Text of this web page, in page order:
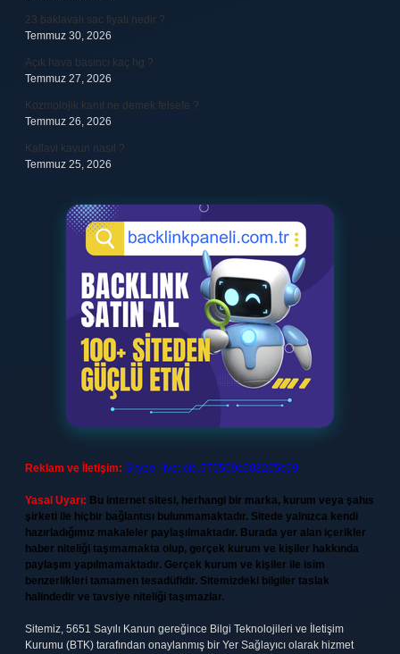
23 baklavalı sac fiyatı nedir ?
Temmuz 30, 2026
Açık hava basıncı kaç hg ?
Temmuz 27, 2026
Kozmolojik kanıt ne demek felsefe ?
Temmuz 26, 2026
Kallavi kavun nasıl ?
Temmuz 25, 2026
Reklam ve İletişim: Skype: live:.cid.575569c608265c69
Yasal Uyarı: Bu internet sitesi, herhangi bir marka, kurum veya şahıs
şirketi ile hiçbir bağlantısı bulunmamaktadır. Sitede yalnızca kendi
hazırladığımız makaleler paylaşılmaktadır. Burada yer alan içerikler
haber niteliği taşımamakta olup, gerçek kurum ve kişiler hakkında
paylaşım yapılmamaktadır. Gerçek kurum ve kişiler ile isim
benzerlikleri tamamen tesadüfidir. Sitemizdeki bilgiler taslak
halindedir ve tavsiye niteliği taşımazlar.
Sitemiz, 5651 Sayılı Kanun gereğince Bilgi Teknolojileri ve İletişim
Kurumu (BTK) tarafından onaylanmış bir Yer Sağlayıcı olarak hizmet